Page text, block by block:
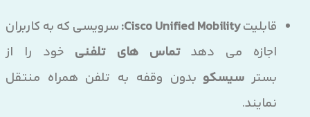
قابلیتCisco Unified Mobility: سرویسی که به کاربران
اجازه می دهد تماس های تلفنی خود را از
بستر سیسکو بدون وقفه به تلفن همراه منتقل
نمایند.